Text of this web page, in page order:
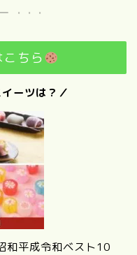
ちら
ーツは？／
和平成令和ベスト10